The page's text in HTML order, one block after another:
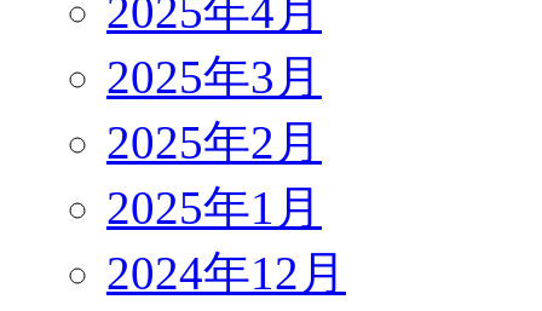
2025年4月
2025年3月
2025年2月
2025年1月
2024年12月